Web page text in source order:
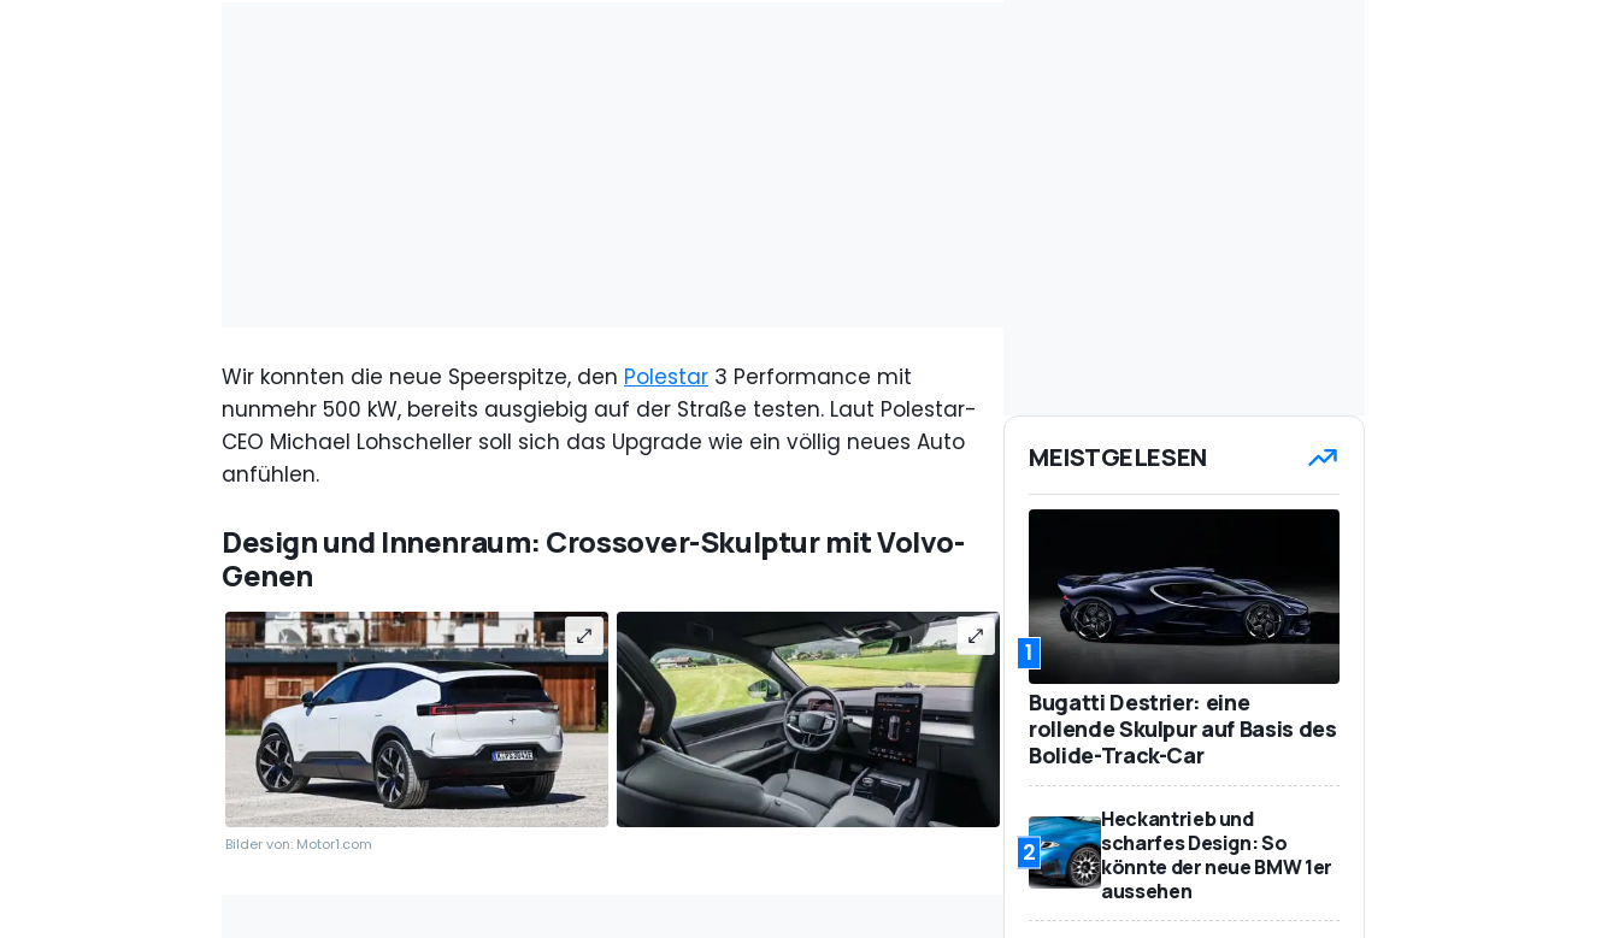
Wir konnten die neue Speerspitze, den Polestar 3 Performance mit
nunmehr 500 kW, bereits ausgiebig auf der Straße testen. Laut Polestar-
CEO Michael Lohscheller soll sich das Upgrade wie ein völlig neues Auto
anfühlen.
Design und Innenraum: Crossover-Skulptur mit Volvo-
Genen
Bilder von: Motor1.com
MEISTGELESEN
1
Bugatti Destrier: eine
rollende Skulpur auf Basis des
Bolide-Track-Car
2
Heckantrieb und
scharfes Design: So
könnte der neue BMW 1er
aussehen